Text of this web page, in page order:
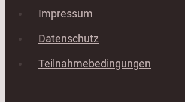
Impressum
Datenschutz
Teilnahmebedingungen